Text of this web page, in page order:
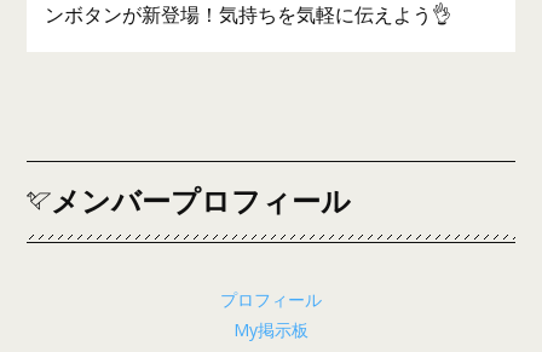
ンボタンが新登場！気持ちを気軽に伝えよう👌
メンバープロフィール
プロフィール
My掲示板